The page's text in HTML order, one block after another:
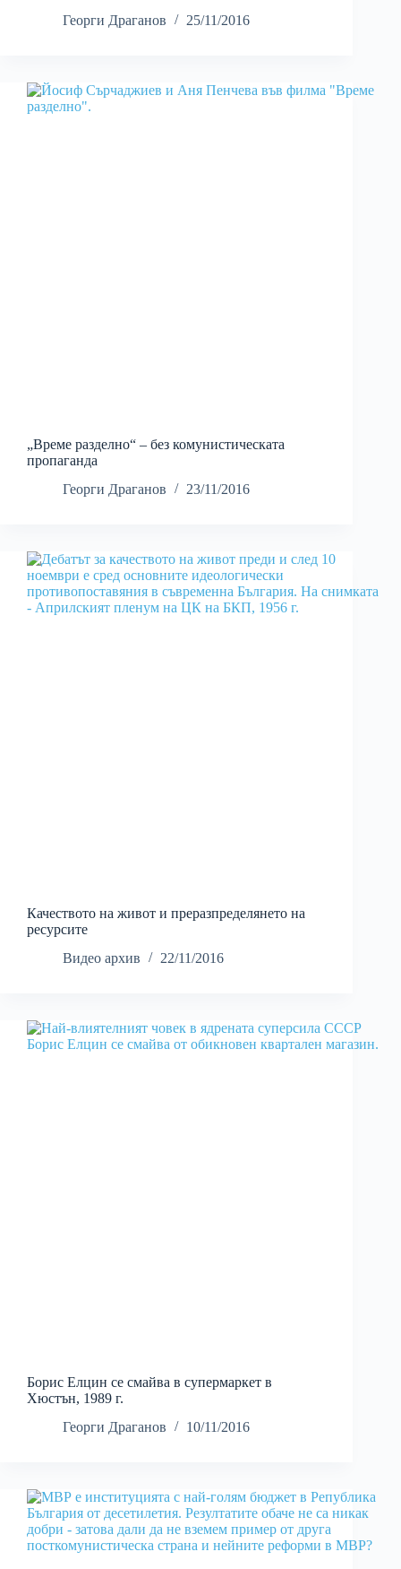
Георги Драганов 25/11/2016
„Време разделно“ – без комунистическата
пропаганда
Георги Драганов
23/11/2016
Качеството на живот и преразпределянето на
ресурсите
Видео архив
22/11/2016
Борис Елцин се смайва в супермаркет в
Хюстън, 1989 г.
Георги Драганов
10/11/2016